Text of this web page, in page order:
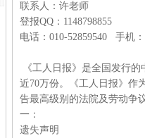
联系人：许老师
登报QQ：1148798855
电话：010-52859540 手机
《工人日报》是全国发行
近70万份。《工人日报》作
告最高级别的法院及劳动争
一：
遗失声明